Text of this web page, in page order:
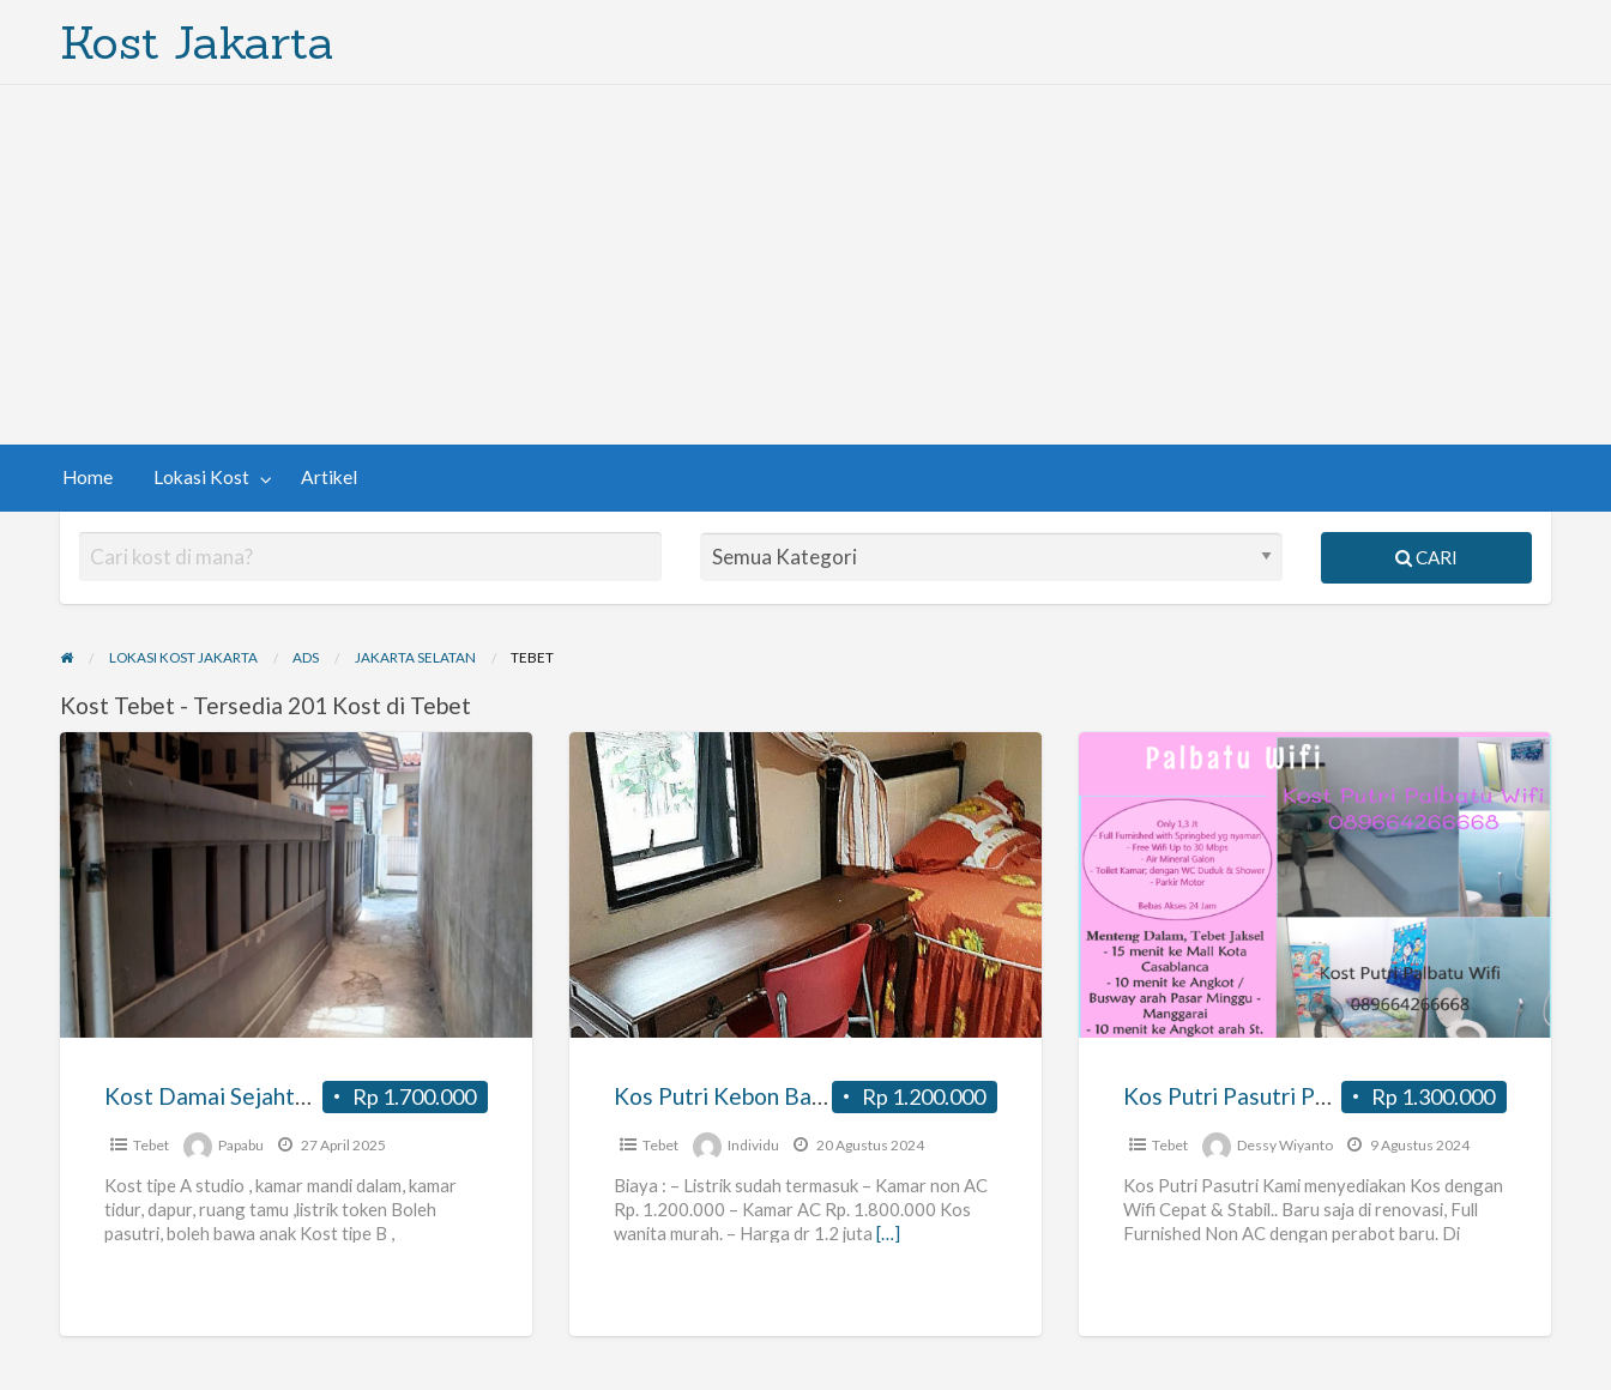
Kost Jakarta
Home Lokasi Kost Artikel
CARI
LOKASI KOST JAKARTA ADS JAKARTA SELATAN TEBET
Kost Tebet - Tersedia 201 Kost di Tebet
Kost
Damai
Sejahtera
Asem
Rp 1.700.000
Kost Damai Sejahtera Asem Baris Tebet
Tebet Papabu 27 April 2025
Kost tipe A studio , kamar mandi dalam, kamar
tidur, dapur, ruang tamu ,listrik token Boleh
pasutri, boleh bawa anak Kost tipe B ,
Kos
Putri
Kebon
Baru,
Rp 1.200.000
Kos Putri Kebon Baru, Tebet
Tebet Individu 20 Agustus 2024
Biaya : – Listrik sudah termasuk – Kamar non AC
Rp. 1.200.000 – Kamar AC Rp. 1.800.000 Kos
wanita murah. – Harga dr 1.2 juta […]
Putri
Pasutri
Palbatu
Dalam
Tebet
Jaksel
Rp 1.300.000
Kos Putri Pasutri Palbatu Wifi Menteng Dalam Tebet Jaksel
Tebet Dessy Wiyanto 9 Agustus 2024
Kos Putri Pasutri Kami menyediakan Kos dengan
Wifi Cepat & Stabil.. Baru saja di renovasi, Full
Furnished Non AC dengan perabot baru. Di